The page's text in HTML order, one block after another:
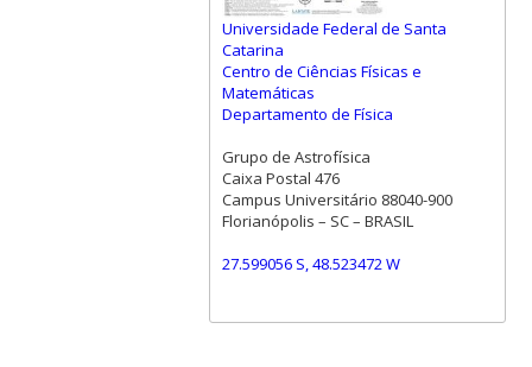
Universidade Federal de Santa
Catarina
Centro de Ciências Físicas e
Matemáticas
Departamento de Física
Grupo de Astrofísica
Caixa Postal 476
Campus Universitário 88040-900
Florianópolis – SC – BRASIL
27.599056 S, 48.523472 W